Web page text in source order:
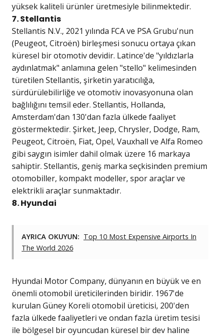
yüksek kaliteli ürünler üretmesiyle bilinmektedir.
7. Stellantis
Stellantis N.V., 2021 yılında FCA ve PSA Grubu'nun
(Peugeot, Citroën) birleşmesi sonucu ortaya çıkan
küresel bir otomotiv devidir. Latince'de "yıldızlarla
aydınlatmak" anlamına gelen "stello" kelimesinden
türetilen Stellantis, şirketin yaratıcılığa,
sürdürülebilirliğe ve otomotiv inovasyonuna olan
bağlılığını temsil eder. Stellantis, Hollanda,
Amsterdam'dan 130'dan fazla ülkede faaliyet
göstermektedir. Şirket, Jeep, Chrysler, Dodge, Ram,
Peugeot, Citroën, Fiat, Opel, Vauxhall ve Alfa Romeo
gibi saygın isimler dahil olmak üzere 16 markaya
sahiptir. Stellantis, geniş marka seçkisinden premium
otomobiller, kompakt modeller, spor araçlar ve
elektrikli araçlar sunmaktadır.
8. Hyundai
AYRICA OKUYUN: Top 10 Most Expensive Airports In
The World 2026
Hyundai Motor Company, dünyanın en büyük ve en
önemli otomobil üreticilerinden biridir. 1967'de
kurulan Güney Koreli otomobil üreticisi, 200'den
fazla ülkede faaliyetleri ve ondan fazla üretim tesisi
ile bölgesel bir oyuncudan küresel bir dev haline